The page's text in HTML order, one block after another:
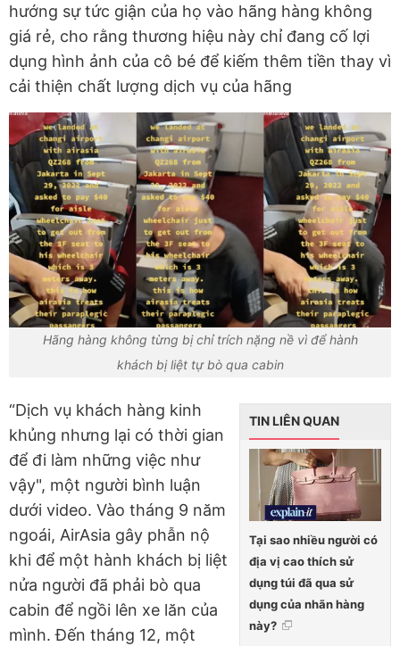
hướng sự tức giận của họ vào hãng hàng không
giá rẻ, cho rằng thương hiệu này chỉ đang cố lợi
dụng hình ảnh của cô bé để kiếm thêm tiền thay vì
cải thiện chất lượng dịch vụ của hãng
Hãng hàng không từng bị chỉ trích nặng nề vì để hành
khách bị liệt tự bò qua cabin
TIN LIÊN QUAN
Tại sao nhiều người có
địa vị cao thích sử
dụng túi đã qua sử
dụng của nhãn hàng
này?
“Dịch vụ khách hàng kinh
khủng nhưng lại có thời gian
để đi làm những việc như
vậy", một người bình luận
dưới video. Vào tháng 9 năm
ngoái, AirAsia gây phẫn nộ
khi để một hành khách bị liệt
nửa người đã phải bò qua
cabin để ngồi lên xe lăn của
mình. Đến tháng 12, một